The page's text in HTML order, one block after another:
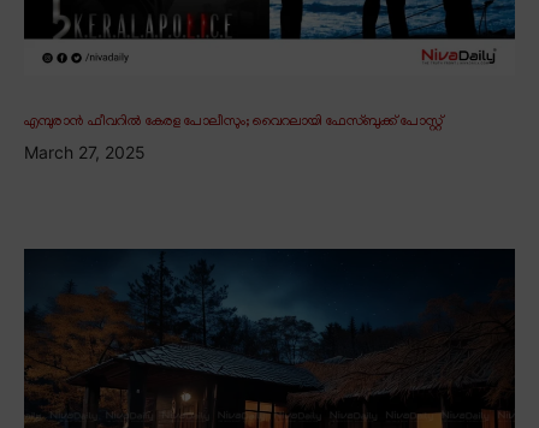
എമ്പുരാൻ ഫീവറിൽ കേരള പോലീസും; വൈറലായി ഫേസ്ബുക്ക് പോസ്റ്റ്
March 27, 2025